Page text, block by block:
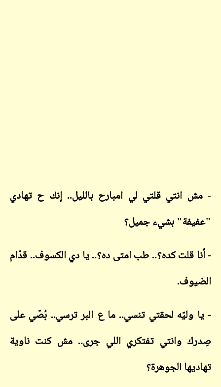
قلتي لي امبارح بالليل.. إنك ح تهادي
بشيء جميل؟
قلت كده؟.. طب امتى ده؟.. يا دي الكسوف.. قدّام
لحقتي تنسي.. ما ع البر ترسي.. بُصّي على
وانتي تفتكري اللي جرى.. مش كنت ناوية
الجوهرة؟